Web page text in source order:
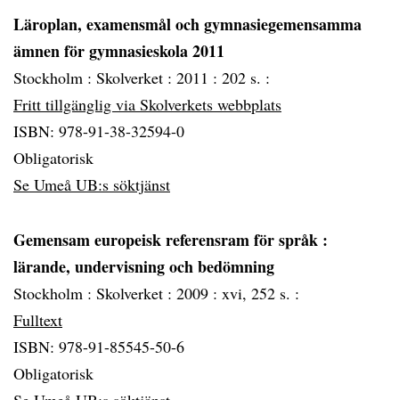
Läroplan, examensmål och gymnasiegemensamma
ämnen för gymnasieskola 2011
Stockholm : Skolverket : 2011 : 202 s. :
Fritt tillgänglig via Skolverkets webbplats
ISBN: 978-91-38-32594-0
Obligatorisk
Se Umeå UB:s söktjänst
Gemensam europeisk referensram för språk :
lärande, undervisning och bedömning
Stockholm : Skolverket : 2009 : xvi, 252 s. :
Fulltext
ISBN: 978-91-85545-50-6
Obligatorisk